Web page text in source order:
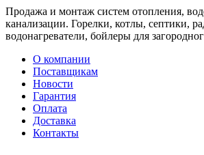
Продажа и монтаж систем отопления,
канализации. Горелки, котлы, септики,
водонагреватели, бойлеры для
О компании
Поставщикам
Новости
Гарантия
Оплата
Доставка
Контакты